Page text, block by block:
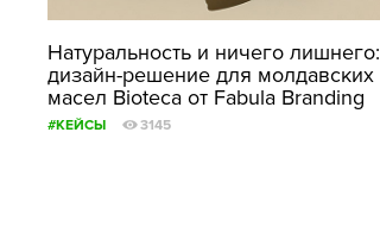
Натуральность и ничего лишнего:
дизайн-решение для молдавских
масел Bioteca от Fabula Branding
#КЕЙСЫ 3145